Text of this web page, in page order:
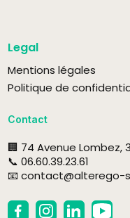
Legal
Mentions légales
Politique de
Contact
🏢 74 Avenue Lombez,
📞 06.60.39.23.61
📧 contact@alterego-